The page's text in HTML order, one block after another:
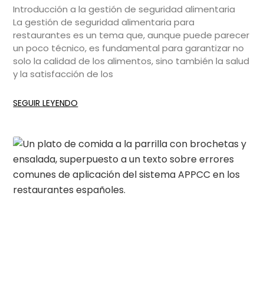
Introducción a la gestión de seguridad alimentaria
La gestión de seguridad alimentaria para
restaurantes es un tema que, aunque puede parecer
un poco técnico, es fundamental para garantizar no
solo la calidad de los alimentos, sino también la salud
y la satisfacción de los
SEGUIR LEYENDO